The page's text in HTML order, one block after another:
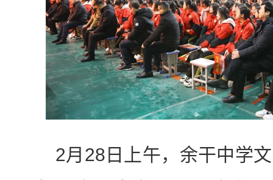
2月28日上午，余干中学文